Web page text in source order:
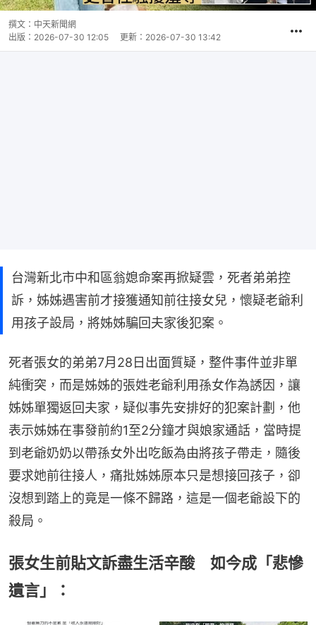
撰文： 中天新聞網
出版： 2026-07-30 12:05 更新： 2026-07-30 13:42
台灣新北市中和區翁媳命案再掀疑雲，死者弟弟控
訴，姊姊遇害前才接獲通知前往接女兒，懷疑老爺利
用孩子設局，將姊姊騙回夫家後犯案。
死者張女的弟弟7月28日出面質疑，整件事件並非單
純衝突，而是姊姊的張姓老爺利用孫女作為誘因，讓
姊姊單獨返回夫家，疑似事先安排好的犯案計劃，他
表示姊姊在事發前約1至2分鐘才與娘家通話，當時提
到老爺奶奶以帶孫女外出吃飯為由將孩子帶走，隨後
要求她前往接人，痛批姊姊原本只是想接回孩子，卻
沒想到踏上的竟是一條不歸路，這是一個老爺設下的
殺局。
張女生前貼文訴盡生活辛酸 如今成「悲慘
遺言」：